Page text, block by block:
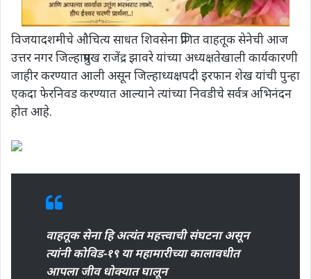
विजयादशमीचे औचित्य साधत शिवसेना प्रेणित वाहतूक सेनेची आज
उत्तर नगर जिल्हाप्रमुख राजेंद्र झावरे यांच्या अध्यक्षतेखाली कार्यकारणी
जाहीर करण्यात आली असून जिल्हाध्यक्षपदी इरफान शेख यांची पुन्हा
एकदा फेरनिवड करण्यात आल्याने त्यांच्या निवडीचे सर्वत्र अभिनंदन
होत आहे.
वाहतूक सेना हि अत्यंत महत्त्वाची संघटना असून
त्यांनी कोविड-१९ या महामारीच्या कालावधीत
आपला जीव धोक्यात घालून